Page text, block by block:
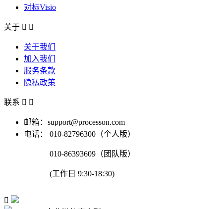
对标Visio
关于  
关于我们
加入我们
服务条款
隐私政策
联系  
邮箱：support@processon.com
电话：
010-82796300（个人版）
010-86393609（团队版）
(工作日 9:30-18:30)
